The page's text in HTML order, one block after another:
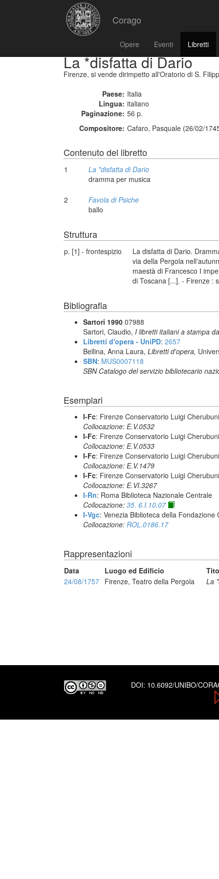
Corago
Opere Eventi Libretti
La *disfatta di Dario
Firenze, si vende dirimpetto all'Oratorio di S.
Paese: Italia
Lingua: italiano
Paginazione: 56 p.
Compositore: Cafaro, Pasquale (26/02/
Contenuto del libretto
1
La *disfatta di Dario
dramma per musica
2
Favola di Psiche
ballo
Struttura
p. [1] - frontespizio
La disfatta di Dario.
via della Pergola
maestà di Francesco I
di Toscana [...]. - Firenze :
Bibliografia
Sartori 1990 07988
Sartori, Claudio, I libretti italiani a stampa
Libretti d'opera - UniPD: 2657
Bellina, Anna Laura, Libretti d'opera,
SBN: MUS0007118
SBN Catalogo del servizio bibliotecario
Esemplari
I-Fc: Firenze Conservatorio Luigi Cherubuni
Collocazione: E.V.0532
I-Fc: Firenze Conservatorio Luigi Cherubuni
Collocazione: E.V.0533
I-Fc: Firenze Conservatorio Luigi Cherubuni
Collocazione: E.V.1479
I-Fc: Firenze Conservatorio Luigi Cherubuni
Collocazione: E.VI.3267
I-Rn: Roma Biblioteca Nazionale Centrale
Collocazione: 35. 6.I.10.07
I-Vgc: Venezia Biblioteca della Fondazione
Collocazione: ROL.0186.17
Rappresentazioni
Data Luogo ed Edificio
24/08/1757 Firenze, Teatro della Pergola La
DOI: 10.6092/UNIBO/